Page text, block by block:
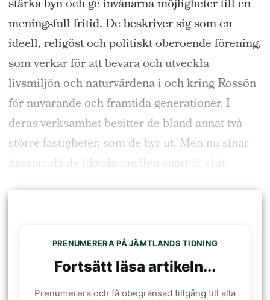
stärka byn och ge invånarna möjligheter till en
meningsfull fritid. De beskriver sig som en
ideell, religöst och politiskt oberoende förening,
som verkar för att bevara och utveckla
livsmiljön och naturvärdena i och kring Rossön
för nuvarande och framtida generationer. I
deras verksamhet besitter de bland annat två
större fastigheter, som de hyr ut. Men nu sinar
kassan, då de likvida medlen snart är slut.
PRENUMERERA PÅ JÄMTLANDS TIDNING
Fortsätt läsa artikeln...
Prenumerera och få obegränsad tillgång till alla